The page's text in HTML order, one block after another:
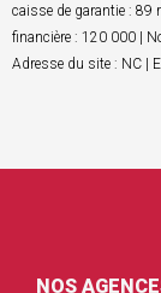
caisse de garantie : 89
financière : 120 000 |
Adresse du site : NC |
NOS